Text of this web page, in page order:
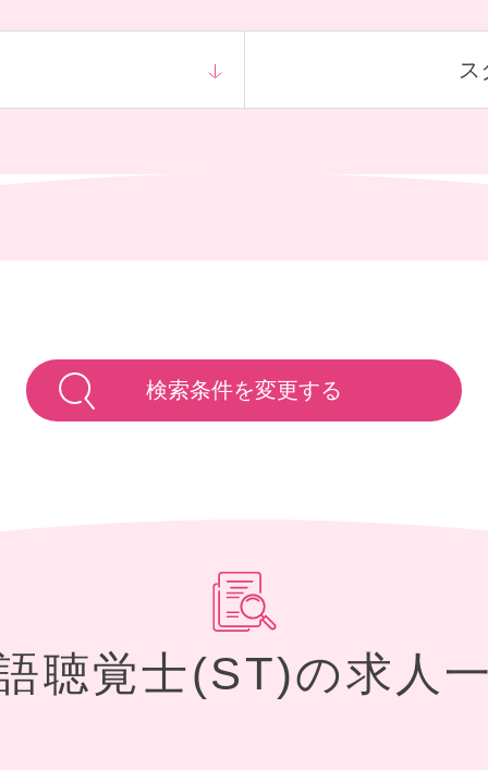
ス
検索条件を変更する
語聴覚士(ST)の求人